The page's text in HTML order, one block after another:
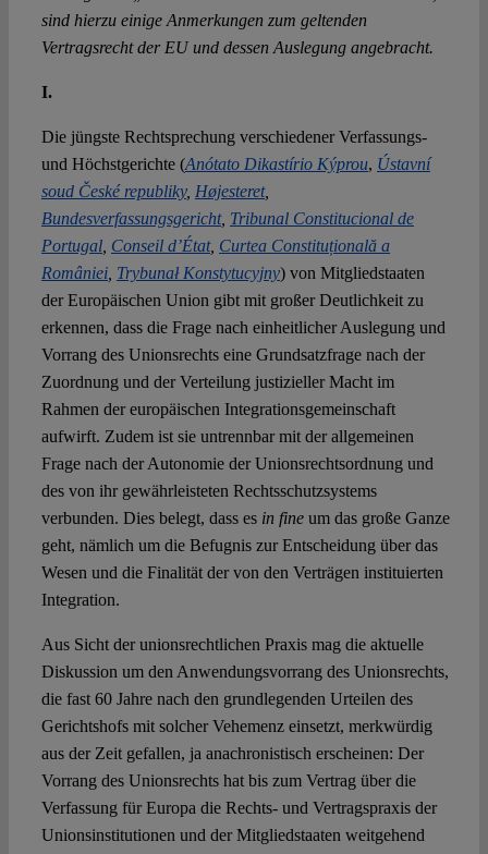
sind hierzu einige Anmerkungen zum geltenden
Vertragsrecht der EU und dessen Auslegung angebracht.
I.
Die jüngste Rechtsprechung verschiedener Verfassungs-
und Höchstgerichte (Anótato Dikastírio Kýprou, Ústavní
soud České republiky, Højesteret,
Bundesverfassungsgericht, Tribunal Constitucional de
Portugal, Conseil d’État, Curtea Constituțională a
României, Trybunał Konstytucyjny) von Mitgliedstaaten
der Europäischen Union gibt mit großer Deutlichkeit zu
erkennen, dass die Frage nach einheitlicher Auslegung und
Vorrang des Unionsrechts eine Grundsatzfrage nach der
Zuordnung und der Verteilung justizieller Macht im
Rahmen der europäischen Integrationsgemeinschaft
aufwirft. Zudem ist sie untrennbar mit der allgemeinen
Frage nach der Autonomie der Unionsrechtsordnung und
des von ihr gewährleisteten Rechtsschutzsystems
verbunden. Dies belegt, dass es in fineum das große Ganze
geht, nämlich um die Befugnis zur Entscheidung über das
Wesen und die Finalität der von den Verträgen instituierten
Integration.
Aus Sicht der unionsrechtlichen Praxis mag die aktuelle
Diskussion um den Anwendungsvorrang des Unionsrechts,
die fast 60 Jahre nach den grundlegenden Urteilen des
Gerichtshofs mit solcher Vehemenz einsetzt, merkwürdig
aus der Zeit gefallen, ja anachronistisch erscheinen: Der
Vorrang des Unionsrechts hat bis zum Vertrag über die
Verfassung für Europa die Rechts- und Vertragspraxis der
Unionsinstitutionen und der Mitgliedstaaten weitgehend